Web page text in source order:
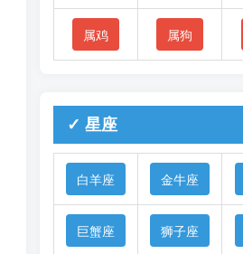
属鸡 属狗
✓ 星座
白羊座 金牛座
巨蟹座 狮子座